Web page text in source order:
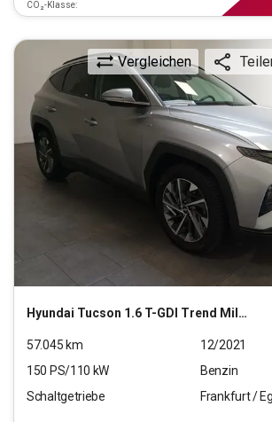
CO₂-Klasse:
Hyundai Tucson 1.6 T-GDI Trend Mild-Hybrid 2WD (EURO 6d)
Vergleichen
57.045 km
12/2021
150 PS/110 kW
Benzin
Schaltgetriebe
Frankfurt /